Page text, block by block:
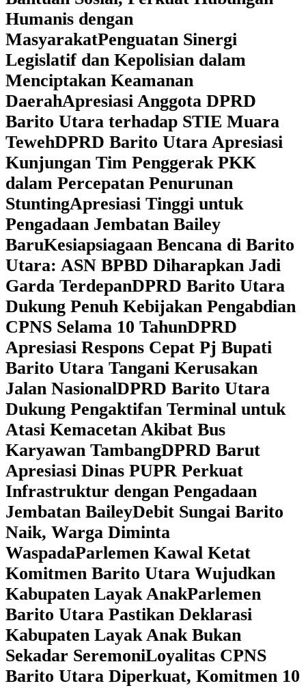
Humanis dengan
MasyarakatPenguatan Sinergi
Legislatif dan Kepolisian dalam
Menciptakan Keamanan
DaerahApresiasi Anggota DPRD
Barito Utara terhadap STIE Muara
TewehDPRD Barito Utara Apresiasi
Kunjungan Tim Penggerak PKK
dalam Percepatan Penurunan
StuntingApresiasi Tinggi untuk
Pengadaan Jembatan Bailey
BaruKesiapsiagaan Bencana di Barito
Utara: ASN BPBD Diharapkan Jadi
Garda TerdepanDPRD Barito Utara
Dukung Penuh Kebijakan Pengabdian
CPNS Selama 10 TahunDPRD
Apresiasi Respons Cepat Pj Bupati
Barito Utara Tangani Kerusakan
Jalan NasionalDPRD Barito Utara
Dukung Pengaktifan Terminal untuk
Atasi Kemacetan Akibat Bus
Karyawan TambangDPRD Barut
Apresiasi Dinas PUPR Perkuat
Infrastruktur dengan Pengadaan
Jembatan BaileyDebit Sungai Barito
Naik, Warga Diminta
WaspadaParlemen Kawal Ketat
Komitmen Barito Utara Wujudkan
Kabupaten Layak AnakParlemen
Barito Utara Pastikan Deklarasi
Kabupaten Layak Anak Bukan
Sekadar SeremoniLoyalitas CPNS
Barito Utara Diperkuat, Komitmen 10